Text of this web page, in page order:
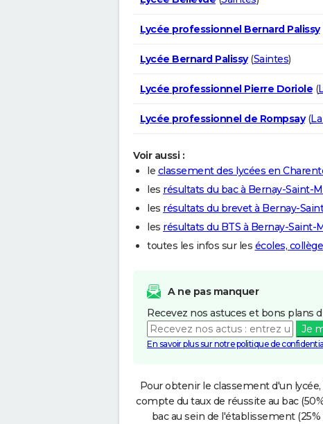
Lycée professionnel Bernard Palissy
Lycée Bernard Palissy(Saintes)
Lycée professionnel Pierre Doriole (
Lycée professionnel de Rompsay(
Voir aussi :
le classement des lycées en
les résultats du bac à Bernay-Saint-
les résultats du brevet à Bernay-
les résultats du BTS à Bernay-Saint-
toutes les infos sur les écoles,
A ne pas manquer
Recevez nos astuces et bons plans
Je
En savoir plus sur notre politique de
Pour obtenir le classement d'un
compte du taux de réussite au bac
bac au sein de l'établissement